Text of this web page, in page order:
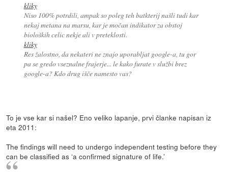
kliky
Niso 100% potrdili, ampak so poleg teh batkterij našli tudi kar
nekaj metana na marsu, kar je močan indikator za obstoj
bioloških celic nekje ali v preteklosti.
kliky
Res žalostno, da nekateri ne znajo uporabljat google-a, tu gor
pa se gredo vseznalne frajerje... le kako furate v službi brez
google-a? Kdo drug išče namesto vas?
To je vse kar si našel? Eno veliko lapanje, prvi članke napisan iz
eta 2011:
The findings will need to undergo independent testing before they
can be classified as ‘a confirmed signature of life.’